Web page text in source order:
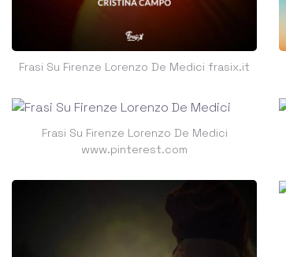
Frasi Su Firenze Lorenzo De Medici frasix.it
Frasi Su Firenze Lorenzo De Medici
www.pinterest.com